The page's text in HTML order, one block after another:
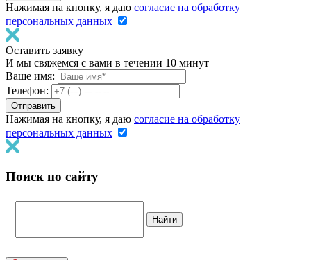
Нажимая на кнопку, я даю согласие на обработку
персональных данных
Оставить заявку
И мы свяжемся с вами в течении 10 минут
Ваше имя:
Телефон:
Нажимая на кнопку, я даю согласие на обработку
персональных данных
Поиск по сайту